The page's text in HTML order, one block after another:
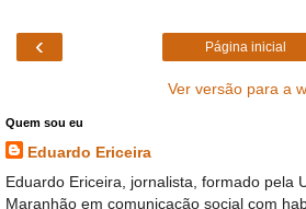
‹ Página inicial
Ver versão para a
Quem sou eu
Eduardo Ericeira
Eduardo Ericeira, jornalista, formado pela
Maranhão em comunicação social com